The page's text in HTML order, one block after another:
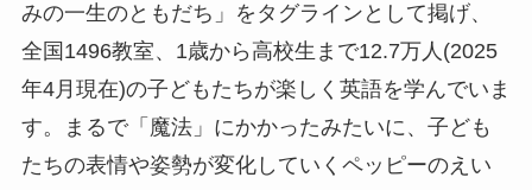
みの一生のともだち」をタグラインとして掲げ、
全国1496教室、1歳から高校生まで12.7万人(2025
年4月現在)の子どもたちが楽しく英語を学んでいま
す。まるで「魔法」にかかったみたいに、子ども
たちの表情や姿勢が変化していくペッピーのえい